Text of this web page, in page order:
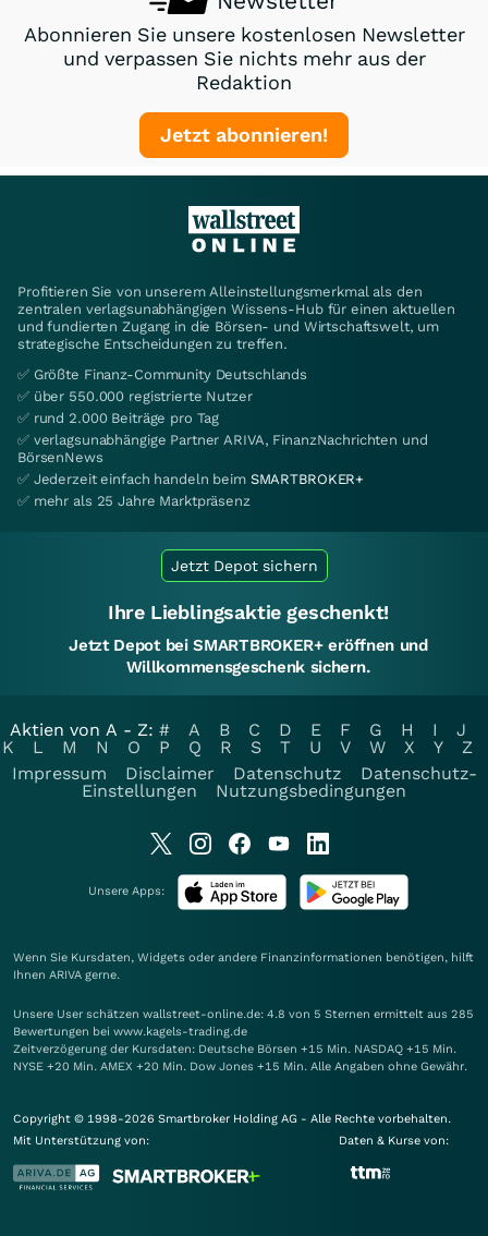
Abonnieren Sie unsere kostenlosen Newsletter
und verpassen Sie nichts mehr aus der
Redaktion
Jetzt abonnieren!
Profitieren Sie von unserem Alleinstellungsmerkmal als den
zentralen verlagsunabhängigen Wissens-Hub für einen aktuellen
und fundierten Zugang in die Börsen- und Wirtschaftswelt, um
strategische Entscheidungen zu treffen.
✅ Größte Finanz-Community Deutschlands
✅ über 550.000 registrierte Nutzer
✅ rund 2.000 Beiträge pro Tag
✅ verlagsunabhängige Partner ARIVA, FinanzNachrichten und
BörsenNews
✅ Jederzeit einfach handeln beim SMARTBROKER+
✅ mehr als 25 Jahre Marktpräsenz
Jetzt Depot sichern
Ihre Lieblingsaktie geschenkt!
Jetzt Depot bei SMARTBROKER+ eröffnen und
Willkommensgeschenk sichern.
Aktien von A - Z: # A B C D E F G H I
J
K
L M N O P Q R S T U V W X Y
Z
Impressum
Disclaimer Datenschutz
Datenschutz-
Einstellungen
Nutzungsbedingungen
Unsere Apps:
Wenn Sie Kursdaten, Widgets oder andere Finanzinformationen benötigen, hilft
Ihnen ARIVA gerne.
Unsere User schätzen wallstreet-online.de: 4.8 von 5 Sternen ermittelt aus 285
Bewertungen bei www.kagels-trading.de
Zeitverzögerung der Kursdaten: Deutsche Börsen +15 Min. NASDAQ +15 Min.
NYSE +20 Min. AMEX +20 Min. Dow Jones +15 Min. Alle Angaben ohne Gewähr.
Copyright © 1998-2026 Smartbroker Holding AG - Alle Rechte vorbehalten.
Mit Unterstützung von:
Daten & Kurse von: